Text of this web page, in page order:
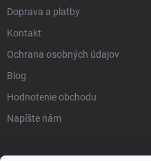
Doprava a platby
Kontakt
Ochrana osobných údajov
Blog
Hodnotenie obchodu
Napíšte nám